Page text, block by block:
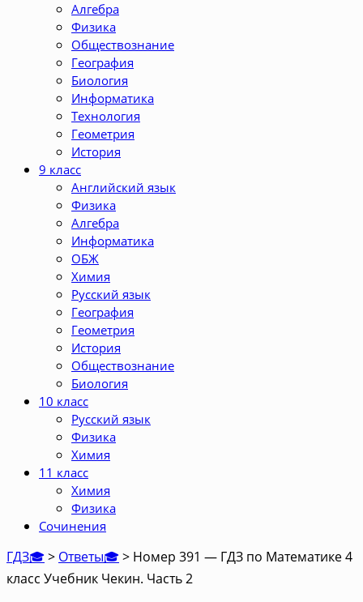
Алгебра
Физика
Обществознание
География
Биология
Информатика
Технология
Геометрия
История
9 класс
Английский язык
Физика
Алгебра
Информатика
ОБЖ
Химия
Русский язык
География
Геометрия
История
Обществознание
Биология
10 класс
Русский язык
Физика
Химия
11 класс
Химия
Физика
Сочинения
ГДЗ🎓> Ответы🎓> Номер 391 — ГДЗ по Математике 4
класс Учебник Чекин. Часть 2